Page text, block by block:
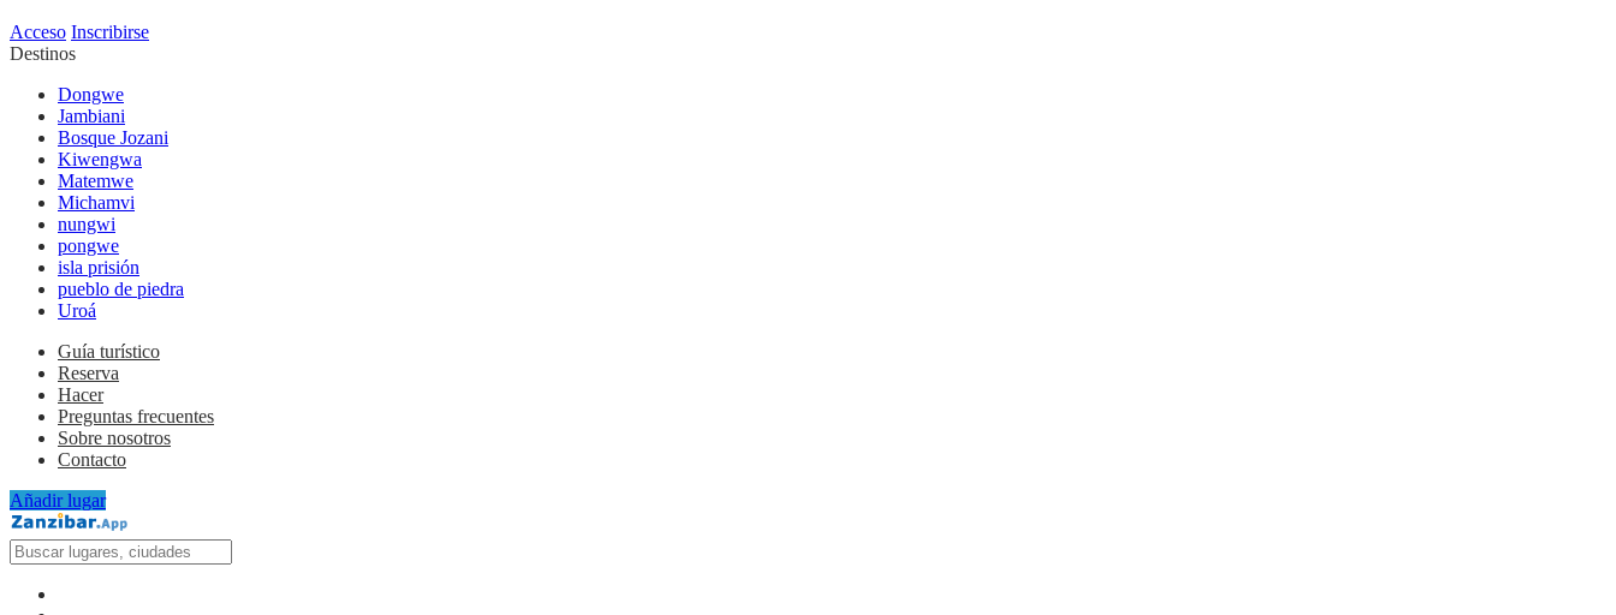
Acceso Inscribirse
Destinos
Dongwe
Jambiani
Bosque Jozani
Kiwengwa
Matemwe
Michamvi
nungwi
pongwe
isla prisión
pueblo de piedra
Uroá
Guía turístico
Reserva
Hacer
Preguntas frecuentes
Sobre nosotros
Contacto
Añadir lugar